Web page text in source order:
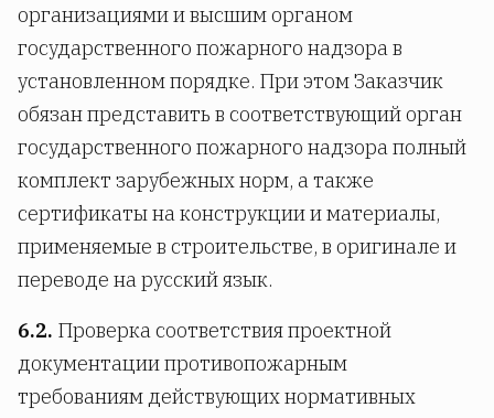
организациями и высшим органом
государственного пожарного надзора в
установленном порядке. При этом Заказчик
обязан представить в соответствующий орган
государственного пожарного надзора полный
комплект зарубежных норм, а также
сертификаты на конструкции и материалы,
применяемые в строительстве, в оригинале и
переводе на русский язык.
6.2. Проверка соответствия проектной
документации противопожарным
требованиям действующих нормативных